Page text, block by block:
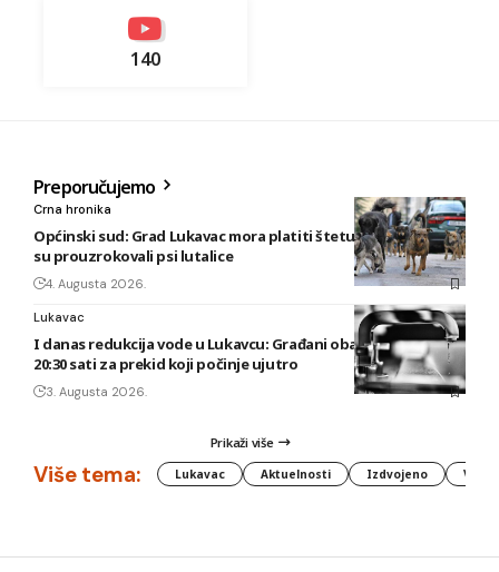
140
Preporučujemo
Crna hronika
Općinski sud: Grad Lukavac mora platiti štetu na vozilu koju
su prouzrokovali psi lutalice
4. Augusta 2026.
Lukavac
I danas redukcija vode u Lukavcu: Građani obaviješteni tek u
20:30 sati za prekid koji počinje ujutro
3. Augusta 2026.
Prikaži više
Više tema: Lukavac Aktuelnosti Izdvojeno